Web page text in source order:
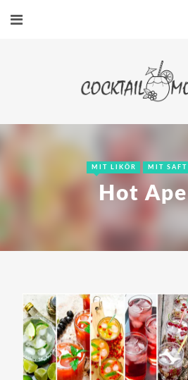
MIT LIKÖR MIT SAFT
Hot